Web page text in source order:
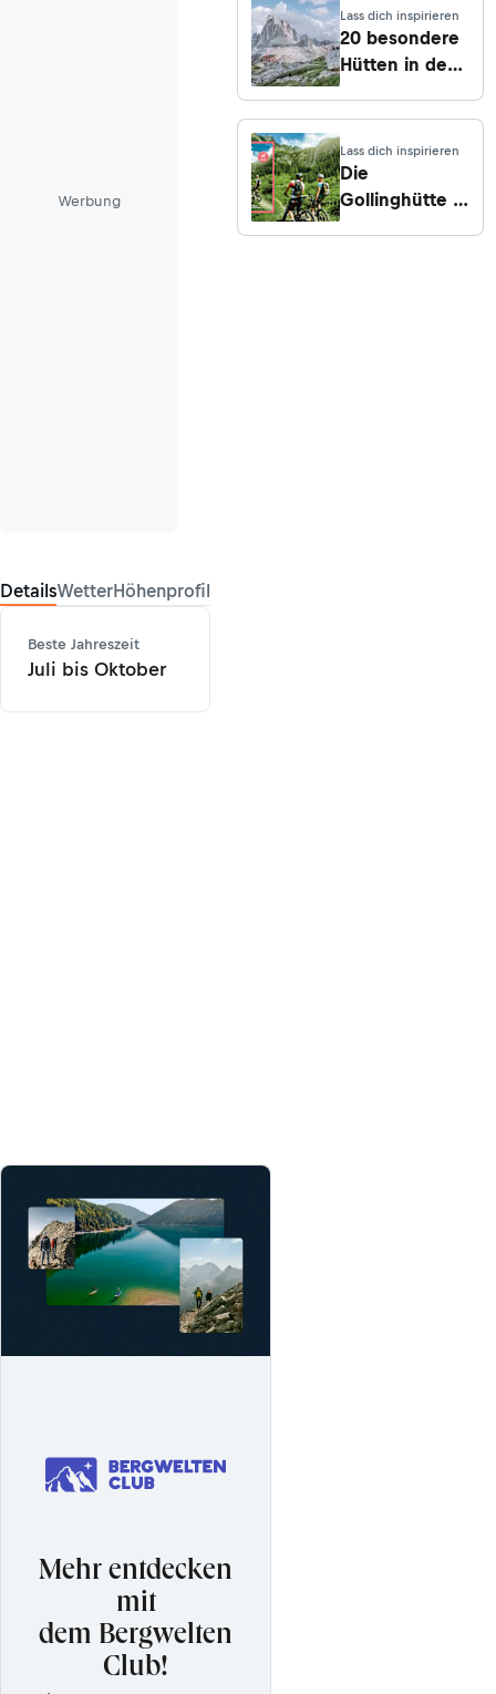
Werbung
DetailsWetterHöhenprofil
Beste Jahreszeit
Juli bis Oktober
Lass dich inspirieren
20 besondere
Hütten in den
Bergsommer
2026
Lass dich inspirieren
Die
Gollinghütte in
Mehr entdecken
mit
dem Bergwelten
Club!